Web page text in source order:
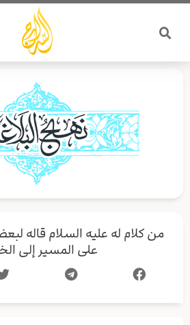
تخطي
المحتوى
من كلام له علیه السلام قاله
على المسير إلى